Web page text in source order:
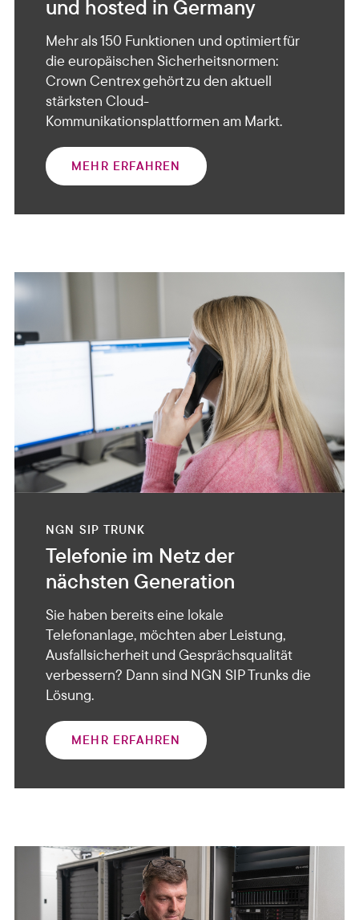
und hosted in Germany
Mehr als 150 Funktionen und optimiert für
die europäischen Sicherheitsnormen:
Crown Centrex gehört zu den aktuell
stärksten Cloud-
Kommunikationsplattformen am Markt.
MEHR ERFAHREN
NGN SIP TRUNK
Telefonie im Netz der
nächsten Generation
Sie haben bereits eine lokale
Telefonanlage, möchten aber Leistung,
Ausfallsicherheit und Gesprächsqualität
verbessern? Dann sind NGN SIP Trunks die
Lösung.
MEHR ERFAHREN